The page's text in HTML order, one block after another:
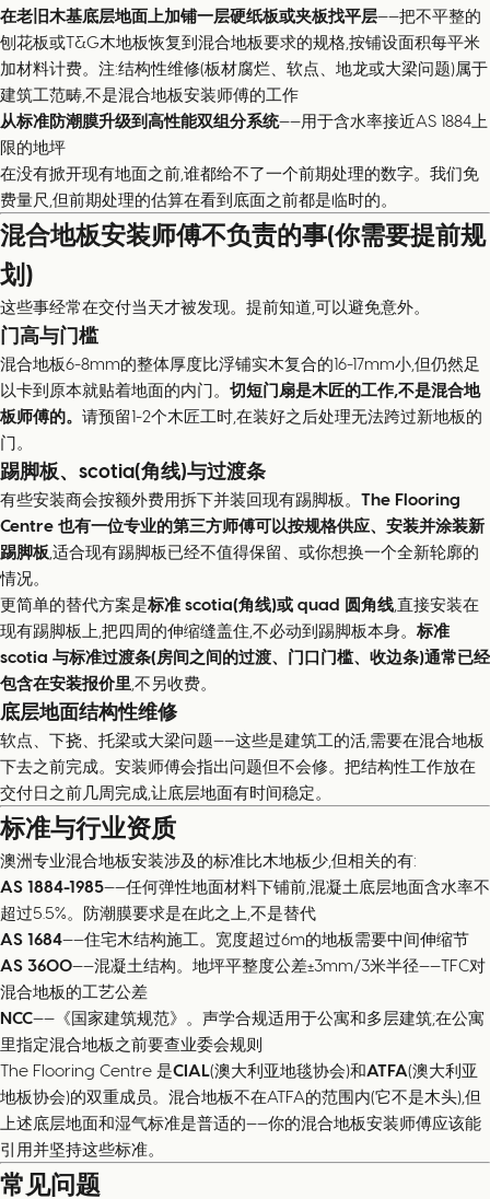
在老旧木基底层地面上加铺一层硬纸板或夹板找平层——把不平整的
刨花板或T&G木地板恢复到混合地板要求的规格,按铺设面积每平米
加材料计费。注:结构性维修(板材腐烂、软点、地龙或大梁问题)属于
建筑工范畴,不是混合地板安装师傅的工作
从标准防潮膜升级到高性能双组分系统——用于含水率接近AS 1884上
限的地坪
在没有掀开现有地面之前,谁都给不了一个前期处理的数字。我们免
费量尺,但前期处理的估算在看到底面之前都是临时的。
混合地板安装师傅不负责的事(你需要提前规
划)
这些事经常在交付当天才被发现。提前知道,可以避免意外。
门高与门槛
混合地板6-8mm的整体厚度比浮铺实木复合的16-17mm小,但仍然足
以卡到原本就贴着地面的内门。 切短门扇是木匠的工作,不是混合地
板师傅的。 请预留1-2个木匠工时,在装好之后处理无法跨过新地板的
门。
踢脚板、scotia(角线)与过渡条
有些安装商会按额外费用拆下并装回现有踢脚板。 The Flooring
Centre 也有一位专业的第三方师傅可以按规格供应、安装并涂装新
踢脚板 ,适合现有踢脚板已经不值得保留、或你想换一个全新轮廓的
情况。
更简单的替代方案是标准 scotia(角线)或 quad 圆角线,直接安装在
现有踢脚板上,把四周的伸缩缝盖住,不必动到踢脚板本身。 标准
scotia 与标准过渡条(房间之间的过渡、门口门槛、收边条)通常已经
包含在安装报价里 ,不另收费。
底层地面结构性维修
软点、下挠、托梁或大梁问题——这些是建筑工的活,需要在混合地板
下去之前完成。安装师傅会指出问题但不会修。把结构性工作放在
交付日之前几周完成,让底层地面有时间稳定。
标准与行业资质
澳洲专业混合地板安装涉及的标准比木地板少,但相关的有:
AS 1884-1985——任何弹性地面材料下铺前,混凝土底层地面含水率不
超过5.5%。防潮膜要求是在此之上,不是替代
AS 1684——住宅木结构施工。宽度超过6m的地板需要中间伸缩节
AS 3600——混凝土结构。地坪平整度公差±3mm/3米半径——TFC对
混合地板的工艺公差
NCC——《国家建筑规范》。声学合规适用于公寓和多层建筑;在公寓
里指定混合地板之前要查业委会规则
The Flooring Centre 是CIAL(澳大利亚地毯协会)和ATFA(澳大利亚
地板协会)的双重成员。混合地板不在ATFA的范围内(它不是木头),但
上述底层地面和湿气标准是普适的——你的混合地板安装师傅应该能
引用并坚持这些标准。
常见问题